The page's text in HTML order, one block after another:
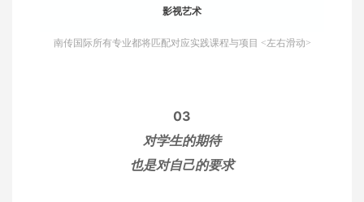
影视艺术
南传国际所有专业都将匹配对应实践课程与项目 <左右滑动>
03
对学生的期待
也是对自己的要求